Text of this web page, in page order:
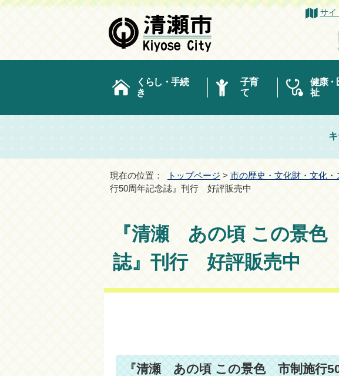
サイ
くらし・手続
き
子育
て
健康・
祉
現在の位置： トップページ > 市の歴史・文化財・文化
行50周年記念誌』刊行 好評販売中
『清瀬 あの頃 この景
誌』刊行 好評販売中
『清瀬 あの頃 この景色 市制施行50